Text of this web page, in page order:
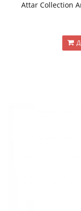
Attar Collection